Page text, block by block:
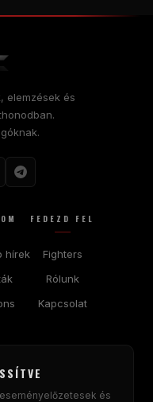
elemzések és
hírek
FEDEZD FEL
Fighters
Rólunk
Kapcsolat
és